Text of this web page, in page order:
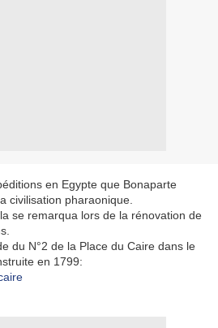
en Egypte que Bonaparte
civilisation pharaonique.
remarqua lors de la rénovation de
N°2 de la Place du Caire dans le
en 1799: